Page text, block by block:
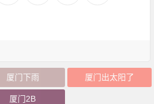
厦门下雨 厦门出太阳了
厦门2B